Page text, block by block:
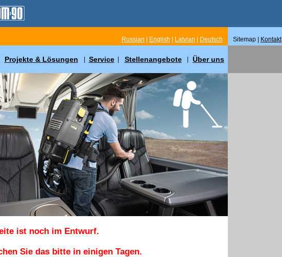
Russian English Latvian Deutsch Sitemap | Kontakt
Projekte & Lösungen Service Stellenangebote Über uns
ist noch im Entwurf.
Sie das bitte in einigen Tagen.